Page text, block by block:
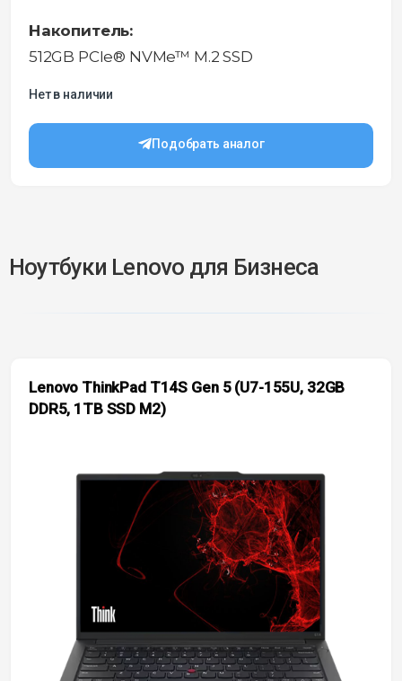
Накопитель:
512GB PCIe® NVMe™ M.2 SSD
Нет в наличии
Подобрать аналог
Ноутбуки Lenovo для Бизнеса
Lenovo ThinkPad T14S Gen 5 (U7-155U, 32GB
DDR5, 1TB SSD M2)